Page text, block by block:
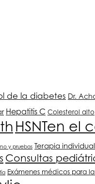
de la diabetes Dr.
Hepatitis C Colesterol alto
HSNTen el
y pruebas Terapia
Consultas
Exámenes médicos para